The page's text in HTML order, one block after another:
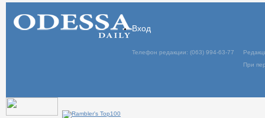
Вход
Телефон редакции: (063) 994-63-77
При